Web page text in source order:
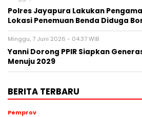
Polres Jayapura Lakukan
Lokasi Penemuan Benda Diduga
Minggu, 7 Juni 2026 - 04:37 WIB
Yanni Dorong PPIR Siapkan
Menuju 2029
BERITA TERBARU
Pemprov